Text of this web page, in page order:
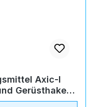
Axic-I
Gerüsthaken,